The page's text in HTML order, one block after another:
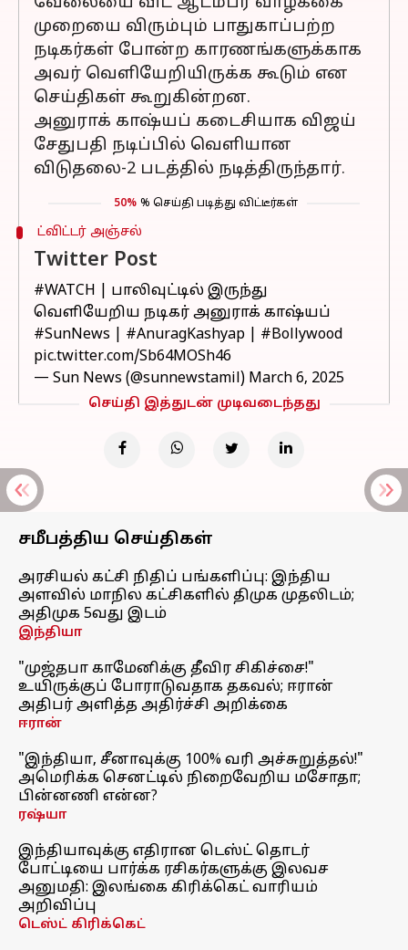
முறையை விரும்பும் பாதுகாப்பற்ற
நடிகர்கள் போன்ற காரணங்களுக்காக
அவர் வெளியேறியிருக்க கூடும் என
செய்திகள் கூறுகின்றன.
அனுராக் காஷ்யப் கடைசியாக விஜய்
சேதுபதி நடிப்பில் வெளியான
விடுதலை-2 படத்தில் நடித்திருந்தார்.
50% % செய்தி படித்து விட்டீர்கள்
ட்விட்டர் அஞ்சல்
Twitter Post
#WATCH | பாலிவுட்டில் இருந்து
வெளியேறிய நடிகர் அனுராக் காஷ்யப்
#SunNews
#AnuragKashyap
#Bollywood
pic.twitter.com/Sb64MOSh46
— Sun News (@sunnewstamil) March 6, 2025
செய்தி இத்துடன் முடிவடைந்தது
சமீபத்திய செய்திகள்
அரசியல் கட்சி நிதிப் பங்களிப்பு: இந்திய
அளவில் மாநில கட்சிகளில் திமுக முதலிடம்;
அதிமுக 5வது இடம்
இந்தியா
"முஜ்தபா காமேனிக்கு தீவிர சிகிச்சை!"
உயிருக்குப் போராடுவதாக தகவல்; ஈரான்
அதிபர் அளித்த அதிர்ச்சி அறிக்கை
ஈரான்
"இந்தியா, சீனாவுக்கு 100% வரி அச்சுறுத்தல்!"
அமெரிக்க செனட்டில் நிறைவேறிய மசோதா;
பின்னணி என்ன?
ரஷ்யா
இந்தியாவுக்கு எதிரான டெஸ்ட் தொடர்
போட்டியை பார்க்க ரசிகர்களுக்கு இலவச
அனுமதி: இலங்கை கிரிக்கெட் வாரியம்
அறிவிப்பு
டெஸ்ட் கிரிக்கெட்